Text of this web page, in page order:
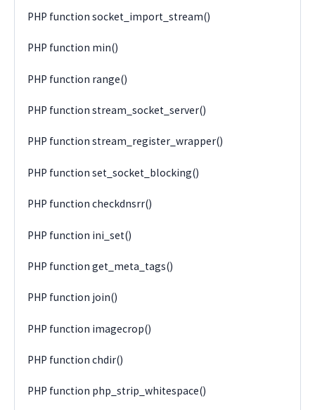
PHP function socket_import_stream()
PHP function min()
PHP function range()
PHP function stream_socket_server()
PHP function stream_register_wrapper()
PHP function set_socket_blocking()
PHP function checkdnsrr()
PHP function ini_set()
PHP function get_meta_tags()
PHP function join()
PHP function imagecrop()
PHP function chdir()
PHP function php_strip_whitespace()